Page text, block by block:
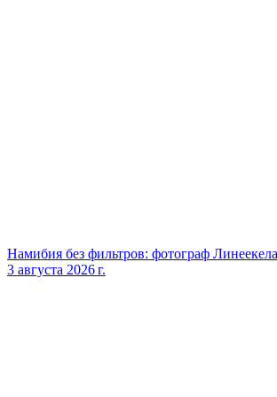
Намибия без фильтров: фотограф
3 августа 2026 г.